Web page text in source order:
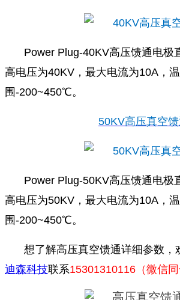
Power Plug-40KV高压馈通电极
高电压为40KV，最大电流为10A，
围-200~450℃。
50KV高压真空馈
Power Plug-50KV高压馈通电极
高电压为50KV，最大电流为10A，
围-200~450℃。
想了解高压真空馈通详细参数，
迪森科技联系15301310116（微信同